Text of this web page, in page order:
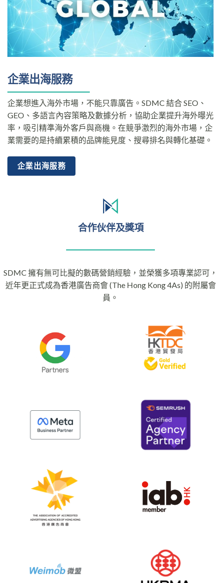
企業出海服務
企業想進入海外市場，不能只靠廣告。SDMC 結合 SEO、
GEO、多語言內容策略及數據分析，協助企業提升海外曝光
率，吸引精準海外客戶與商機。在競爭激烈的海外市場，企
業需要的是持續累積的品牌能見度、搜尋排名與轉化基礎。
企業出海服務
合作伙伴及獎項
SDMC 擁有無可比擬的數碼營銷經驗，並榮獲多項專業認可，
近年更正式成為香港廣告商會 (The Hong Kong 4As) 的附屬會
員。